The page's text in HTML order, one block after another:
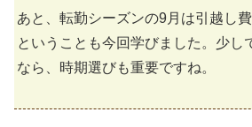
あと、転勤シーズンの9月は引越し
ということも今回学びました。少し
なら、時期選びも重要ですね。